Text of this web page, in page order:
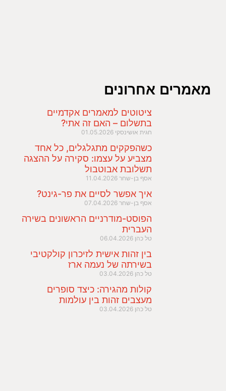
מאמרים אחרונים
ציטוטים למאמרים אקדמיים
בתשלום – האם זה אתי?
חגית אושינסקי 01.05.2026
כשהפקקים מתגלגלים, כל אחד
מצביע על עצמו: סקירה על ההצגה
תשלובת אבוטבול
אסף בן-שחר 11.04.2026
איך אפשר לסיים את פר-גינט?
אסף בן-שחר 07.04.2026
הפוסט-מודרניים הראשונים בשירה
העברית
טל כהן 06.04.2026
בין זהות אישית לזיכרון קולקטיבי
בשירתה של נעמה ארז
טל כהן 03.04.2026
קולות מהגירה: כיצד סופרים
מעצבים זהות בין עולמות
טל כהן 03.04.2026